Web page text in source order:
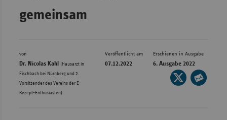
Hessen
gemeinsam
von
Dr. Nicolas Kahl
(Hausarzt in
Fischbach bei Nürnberg und 2.
Vorsitzender des Vereins der E-
Rezept-Enthusiasten)
Veröffentlicht am
07.12.2022
Erschienen in Ausgabe
6. Ausgabe 2022
Seite
auf